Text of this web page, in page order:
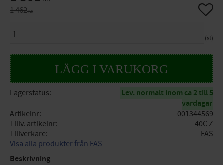
Ordinarie pris:
1 462KR
st
Lägg
Lagerstatus
Lev. normalt inom ca 2 till 5
vardagar
Artikelnr
001344569
Tillv. artikelnr
40C Z
Tillverkare
FAS
Visa alla produkter från FAS
Beskrivning